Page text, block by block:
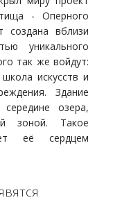
- Оперного
создана вблизи
уникального
так же войдут:
искусств и
Здание
озера,
зоной. Такое
её сердцем